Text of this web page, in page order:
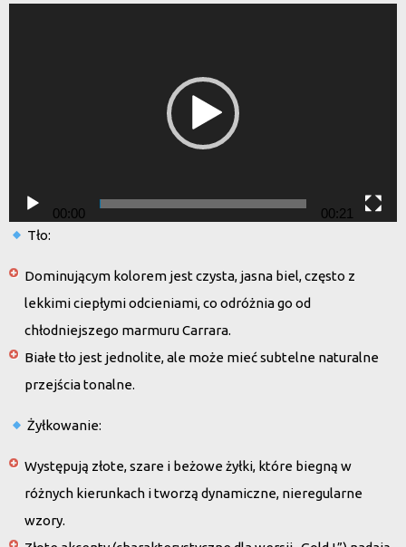
00:00
00:21
Tło:
Dominującym kolorem jestczysta, jasna biel, często z
lekkimi ciepłymi odcieniami, co odróżnia go od
chłodniejszego marmuru Carrara.
Białe tło jest jednolite, ale może mieć subtelne naturalne
przejścia tonalne.
Żyłkowanie:
Występują złote, szare i beżowe żyłki, które biegną w
różnych kierunkach i tworzą dynamiczne, nieregularne
wzory.